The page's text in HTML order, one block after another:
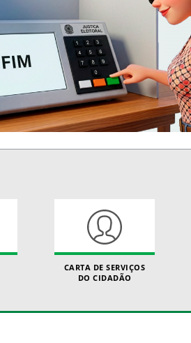
CARTA DE SERVIÇOS
DO CIDADÃO